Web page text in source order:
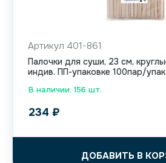
В наличии: 156 шт.
Артикул 401-861
Палочки для суши, 23 см,
индив. ПП-упаковке 100пар/
234 ₽
ДОБАВИТЬ В